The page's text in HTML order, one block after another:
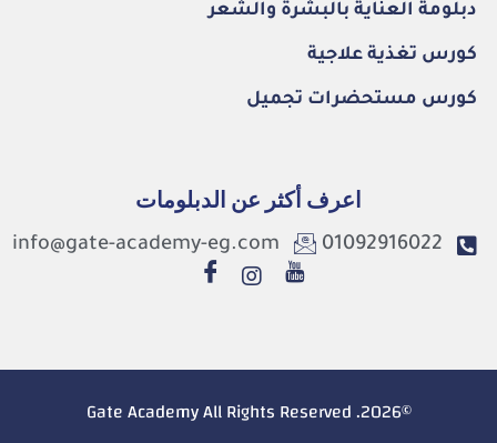
دبلومة العناية بالبشرة والشعر
كورس تغذية علاجية
كورس مستحضرات تجميل
اعرف أكثر عن الدبلومات
01092916022
info@gate-academy-eg.com
©2026. Gate Academy All Rights Reserved